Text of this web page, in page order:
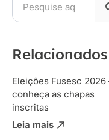
Relacionados
Eleições Fusesc 2026
conheça as chapas
inscritas
Leia mais